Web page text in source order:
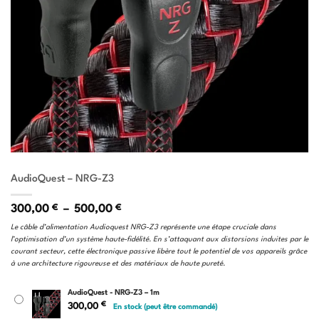
AudioQuest – NRG-Z3
300,00 € – 500,00 €Plage
prix :
300,00 €
à
500,00 €
Le câble d’alimentation Audioquest NRG-Z3 représente une étape cruciale dans
l’optimisation d’un système haute-fidélité. En s’attaquant aux distorsions induites par le
courant secteur, cette électronique passive libère tout le potentiel de vos appareils grâce
à une architecture rigoureuse et des matériaux de haute pureté.
AudioQuest - NRG-Z3 – 1m
300,00 € En stock (peut être commandé)